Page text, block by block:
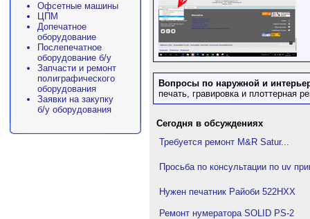
Офсетные машины
ЦПМ
Допечатное
оборудование
Послепечатное
оборудование б/у
Запчасти и ремонт
полиграфического
оборудования
Заявки на закупку
б/у оборудования
Вопросы по наружной и
печать, гравировка и плоттерная
Сегодня в обсуждениях
Требуется ремонт M&R Satur...
Просьба по консультации по uv
Нужен печатник Райоби 522HXX
Ремонт нумератора SOLID PS-2